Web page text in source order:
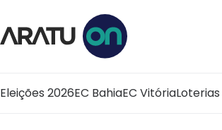
Eleições 2026EC BahiaEC VitóriaLoterias